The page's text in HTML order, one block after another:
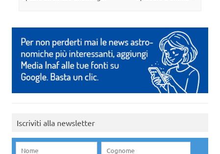
Iscriviti alla newsletter